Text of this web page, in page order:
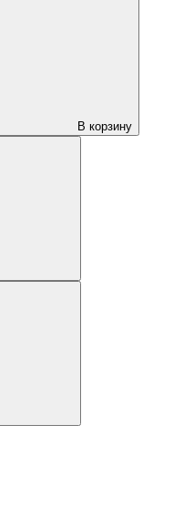
В корзину